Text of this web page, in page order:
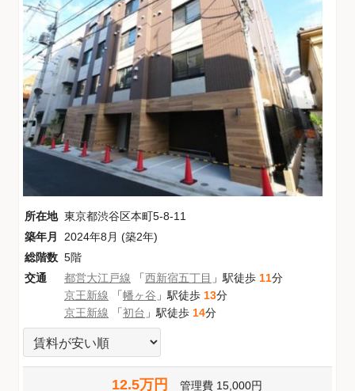
所在地 東京都渋谷区本町5-8-11
築年月
2024年8月 (築2年)
総階数 5階
交通
都営大江戸線 「西新宿五丁目 」駅徒歩 11分
京王新線 「幡ヶ谷 」駅徒歩 13分
京王新線 「初台 」駅徒歩 14分
12.5万円 管理費 15,000円